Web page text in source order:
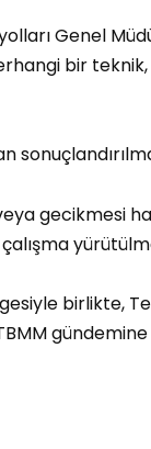
Genel
bir
gecikmesi
birlikte,
gündemine